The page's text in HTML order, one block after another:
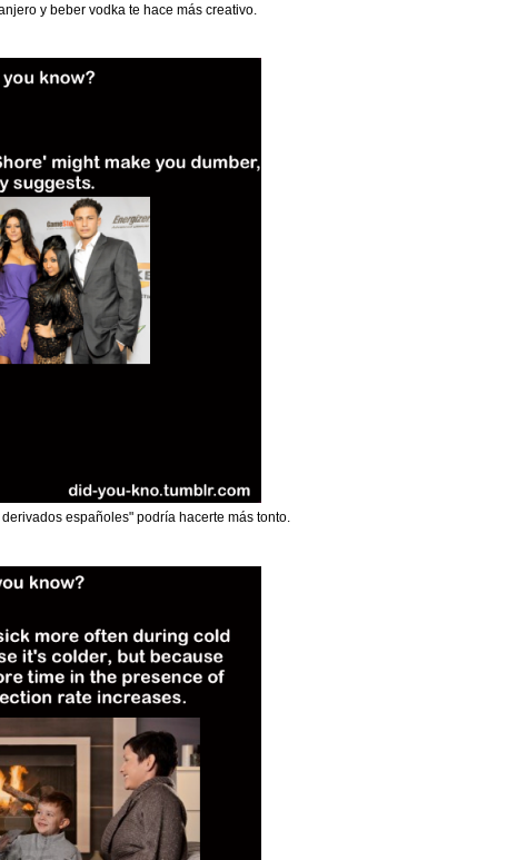
y beber vodka te hace más creativo.
españoles" podría hacerte más tonto.